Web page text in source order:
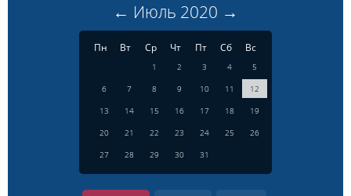
← Июль 2020 →
Пн Вт Ср Чт Пт Сб Вс
1 2 3 4
5
6
7 8 9 10 11
12
13
14 15 16 17 18
19
20
21 22 23 24 25
26
27
28 29 30 31